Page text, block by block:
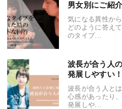
男女別にご紹介
気になる異性か
どのように答え
のタイプ...
波長が合う人
発展しやすい！
波長が合う人と
心感があったり
発展しや...